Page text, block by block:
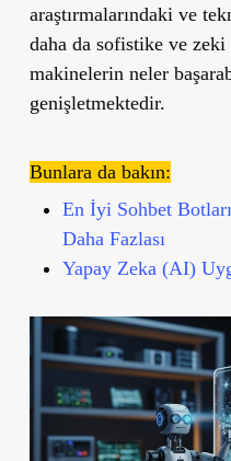
araştırmalarındaki ve
daha da sofistike ve
makinelerin neler
genişletmektedir.
Bunlara da bakın:
En İyi Sohbet
Daha Fazlası
Yapay Zeka (AI)